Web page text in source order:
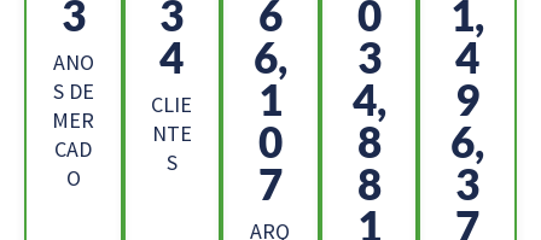
5
ANO
S DE
MER
CAD
O
8
8
CLIE
NTE
S
2
4,
4
8
8
ARQ
1
6
4,
5
0
3
9,
1
9
8,
9
5